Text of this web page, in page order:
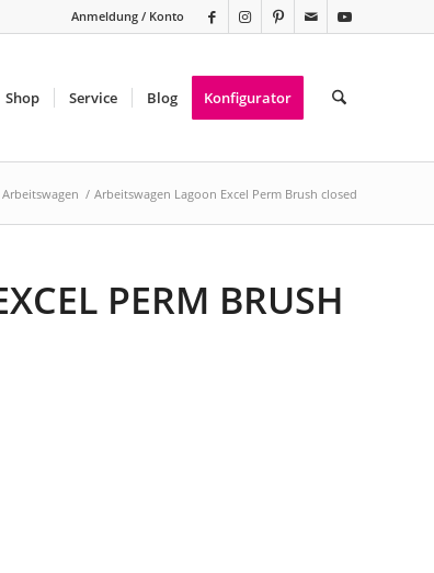
Anmeldung / Konto
Shop Service Blog Konfigurator
Arbeitswagen / Arbeitswagen Lagoon Excel Perm Brush closed
PERM BRUSH